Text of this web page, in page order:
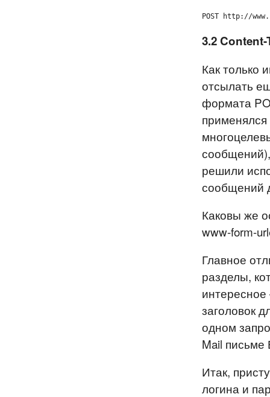
POST http://
3.2
Как только
отсылать
формата
решили
сообщений
Каковы же
www-form-
Главное
разделы,
заголовок
одном
Mail
Итак,
логина и